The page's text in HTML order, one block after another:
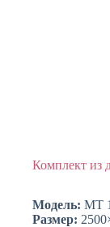
Комплект из
Модель: МТ
Размер: